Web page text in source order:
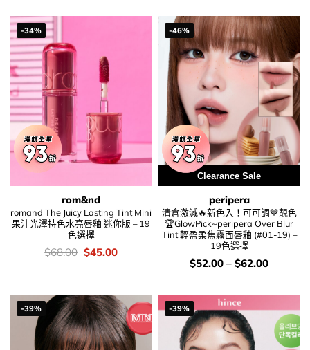
$78.00.$56.00. $94.00.$69.00.
-34%
rom&nd
romand The Juicy Lasting Tint Mini
果汁光澤持色水亮唇釉 迷你版 – 19
色選擇
價
$68.00 Original
$45.00Current
-46%
Clearance Sale
peripera
清倉激減🔥新色入！可可調🤎靚色
🏆GlowPick~peripera Over Blur
Tint 輕盈柔焦霧面唇釉 (#01-19) –
19色選擇
價
$52.00 – $62.00
-39% -39%